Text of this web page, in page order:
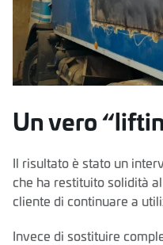
Un vero
Il risultato è stato un
che ha restituito solidità
cliente di continuare a
Invece di sostituire